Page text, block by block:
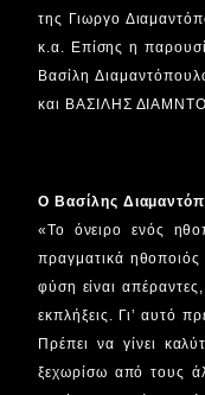
της Γιωργο
κ.α. Επίσης η
Βασίλη
και ΒΑΣΙΛΗΣ
Ο Βασίλης
«Το όνειρο ενός
πραγματικά
φύση είναι
εκπλήξεις. Γι’ αυτό
Πρέπει να γίνει
ξεχωρίσω από τους